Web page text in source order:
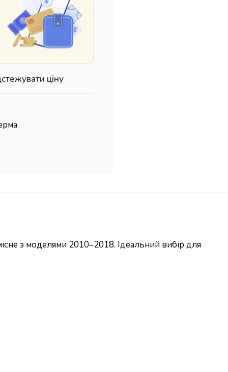
ціну
з моделями 2010–2018. Ідеальний вибір для